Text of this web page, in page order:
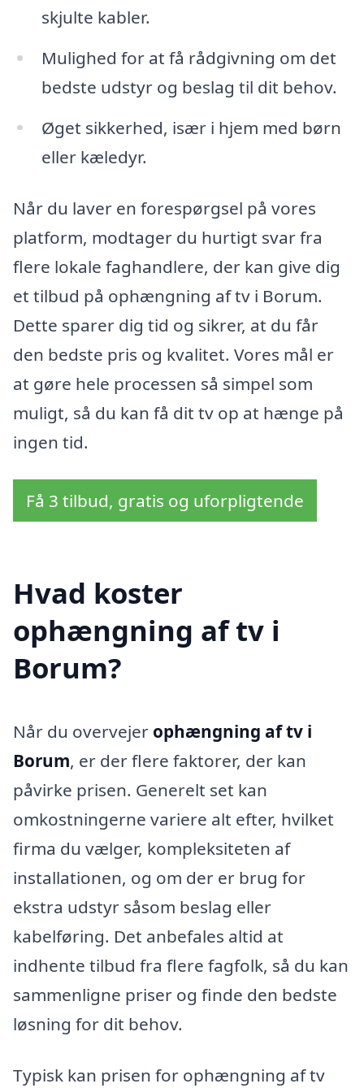
skjulte kabler.
Mulighed for at få rådgivning om det
bedste udstyr og beslag til dit behov.
Øget sikkerhed, især i hjem med børn
eller kæledyr.
Når du laver en forespørgsel på vores
platform, modtager du hurtigt svar fra
flere lokale faghandlere, der kan give dig
et tilbud på ophængning af tv i Borum.
Dette sparer dig tid og sikrer, at du får
den bedste pris og kvalitet. Vores mål er
at gøre hele processen så simpel som
muligt, så du kan få dit tv op at hænge på
ingen tid.
Få 3 tilbud, gratis og uforpligtende
Hvad koster
ophængning af tv i
Borum?
Når du overvejer ophængning af tv i
Borum, er der flere faktorer, der kan
påvirke prisen. Generelt set kan
omkostningerne variere alt efter, hvilket
firma du vælger, kompleksiteten af
installationen, og om der er brug for
ekstra udstyr såsom beslag eller
kabelføring. Det anbefales altid at
indhente tilbud fra flere fagfolk, så du kan
sammenligne priser og finde den bedste
løsning for dit behov.
Typisk kan prisen for ophængning af tv